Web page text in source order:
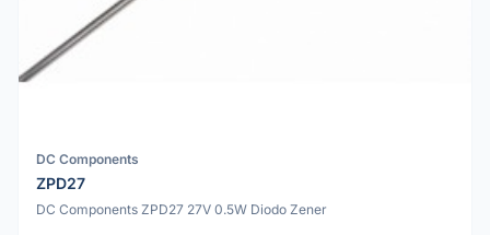
DC Components
ZPD27
DC Components ZPD27 27V 0.5W Diodo Zener